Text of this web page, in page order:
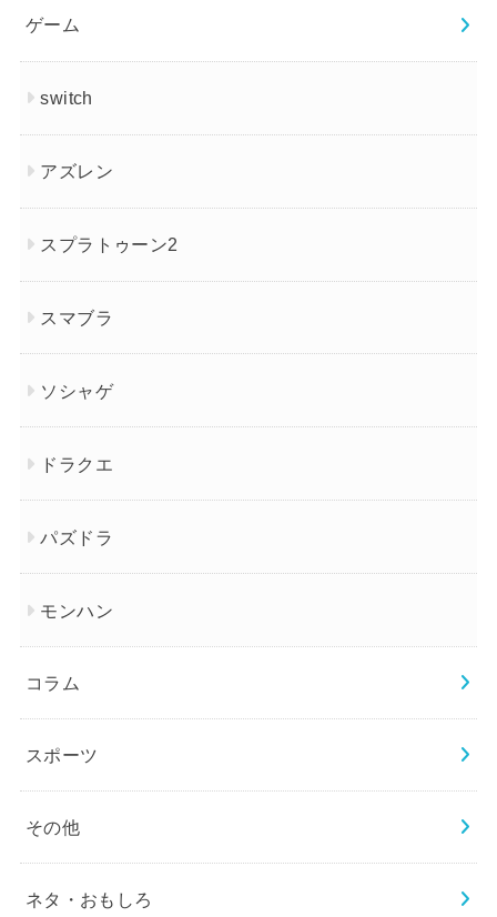
ゲーム
switch
アズレン
スプラトゥーン2
スマブラ
ソシャゲ
ドラクエ
パズドラ
モンハン
コラム
スポーツ
その他
ネタ・おもしろ